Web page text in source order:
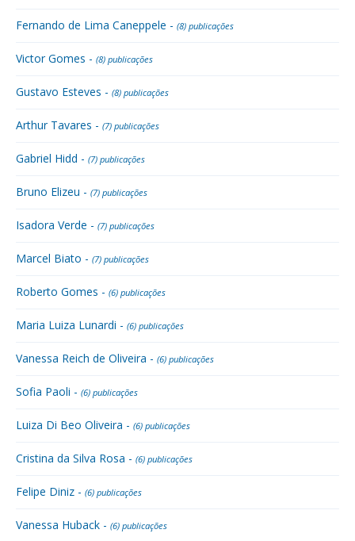
Fernando de Lima Caneppele - (8) publicações
Victor Gomes - (8) publicações
Gustavo Esteves - (8) publicações
Arthur Tavares - (7) publicações
Gabriel Hidd - (7) publicações
Bruno Elizeu - (7) publicações
Isadora Verde - (7) publicações
Marcel Biato - (7) publicações
Roberto Gomes - (6) publicações
Maria Luiza Lunardi - (6) publicações
Vanessa Reich de Oliveira - (6) publicações
Sofia Paoli - (6) publicações
Luiza Di Beo Oliveira - (6) publicações
Cristina da Silva Rosa - (6) publicações
Felipe Diniz - (6) publicações
Vanessa Huback - (6) publicações